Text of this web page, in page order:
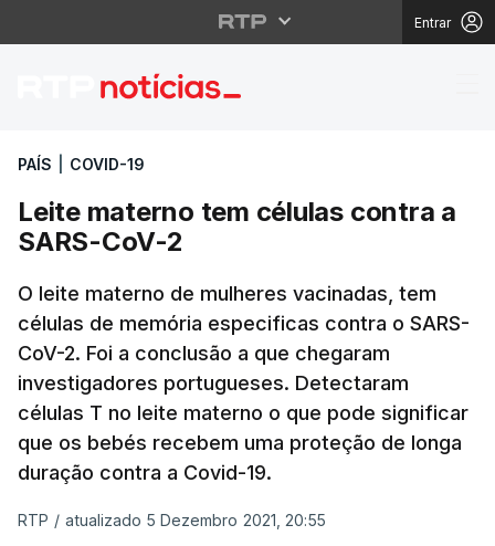
Entrar
Leite materno tem
PAÍS COVID-19
Leite materno tem células contra a
SARS-CoV-2
O leite materno de mulheres vacinadas, tem
células de memória especificas contra o SARS-
CoV-2. Foi a conclusão a que chegaram
investigadores portugueses. Detectaram
células T no leite materno o que pode significar
que os bebés recebem uma proteção de longa
duração contra a Covid-19.
RTP / atualizado 5 Dezembro 2021, 20:55